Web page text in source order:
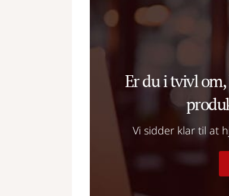
Er du i tvivl
Vi sidder klar til at